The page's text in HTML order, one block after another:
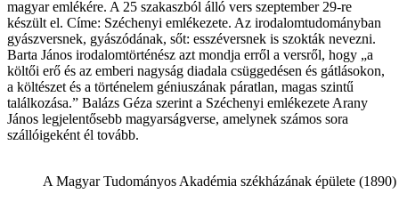
magyar emlékére. A 25 szakaszból álló vers szeptember 29-re
készült el. Címe: Széchenyi emlékezete. Az irodalomtudományban
gyászversnek, gyászódának, sőt: esszéversnek is szokták nevezni.
Barta János irodalomtörténész azt mondja erről a versről, hogy „a
költői erő és az emberi nagyság diadala csüggedésen és gátlásokon,
a költészet és a történelem géniuszának páratlan, magas szintű
találkozása.” Balázs Géza szerint a Széchenyi emlékezete Arany
János legjelentősebb magyarságverse, amelynek számos sora
szállóigeként él tovább.
A Magyar Tudományos Akadémia székházának épülete